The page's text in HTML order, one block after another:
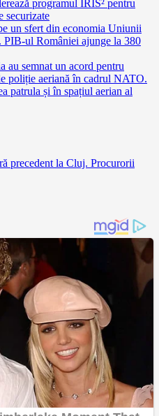
programul IRIS² pentru
securizate
un sfert din economia Uniunii
PIB-ul României ajunge la 380
au semnat un acord pentru
poliție aeriană în cadrul NATO.
patrula și în spațiul aerian al
precedent la Cluj. Procurorii